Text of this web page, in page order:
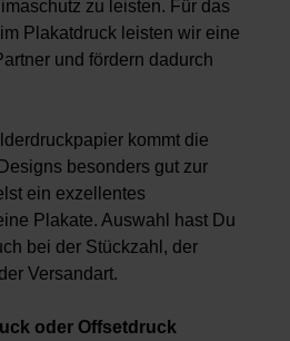
zu leisten. Für das
Plakatdruck leisten wir eine
und fördern dadurch
kommt die
besonders gut zur
ein exzellentes
Plakate. Auswahl hast Du
bei der Stückzahl, der
Versandart.
oder Offsetdruck